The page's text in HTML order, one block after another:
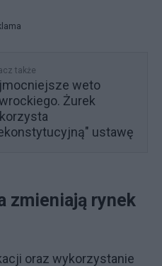
także
weto
Żurek
ustawę
zmieniają rynek
oraz wykorzystanie